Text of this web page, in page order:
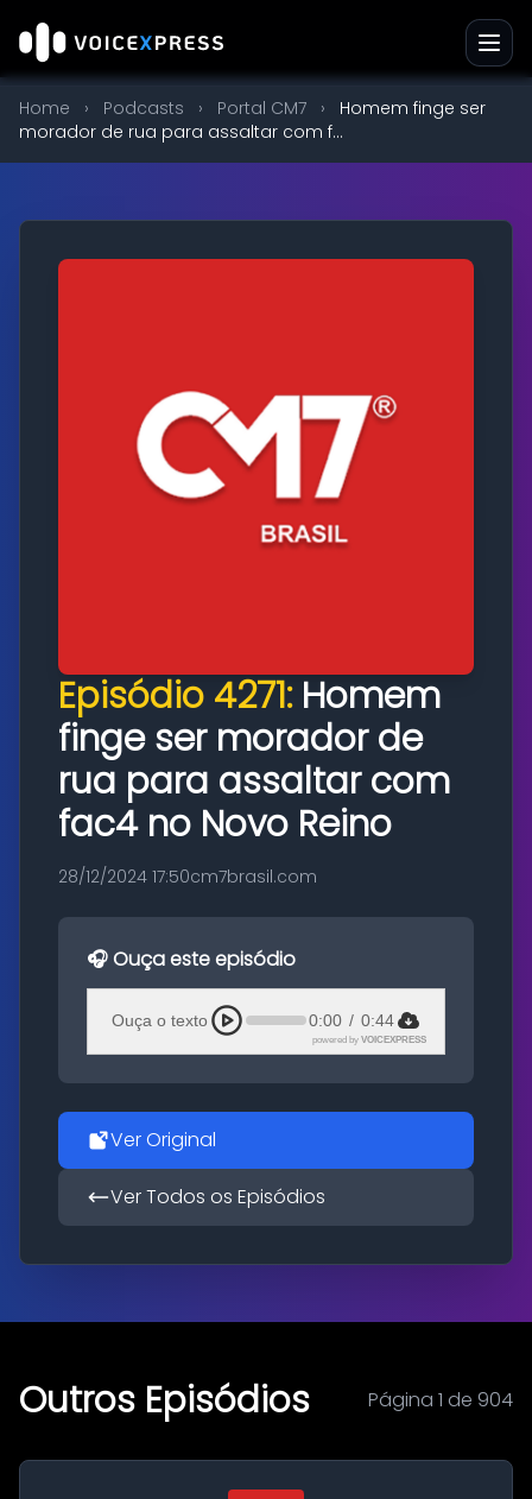
Home › Podcasts › Portal CM7 ›
Homem finge ser
morador de rua para assaltar com f...
Episódio 4271: Homem
finge ser morador de
rua para assaltar com
fac4 no Novo Reino
28/12/2024 17:50cm7brasil.com
🎧 Ouça este episódio
Ouça o texto 0:00 / 0:44
powered by VOICEXPRESS
Ver Original
Ver Todos os Episódios
Outros Episódios Página 1 de 904